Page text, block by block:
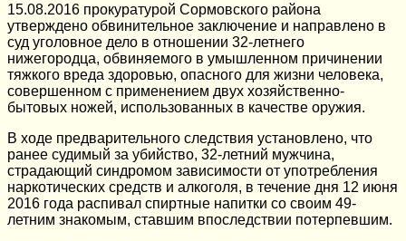
15.08.2016 прокуратурой Сормовского района
утверждено обвинительное заключение и направлено в
суд уголовное дело в отношении 32-летнего
нижегородца, обвиняемого в умышленном причинении
тяжкого вреда здоровью, опасного для жизни человека,
совершенном с применением двух хозяйственно-
бытовых ножей, использованных в качестве оружия.
В ходе предварительного следствия установлено, что
ранее судимый за убийство, 32-летний мужчина,
страдающий синдромом зависимости от употребления
наркотических средств и алкоголя, в течение дня 12 июня
2016 года распивал спиртные напитки со своим 49-
летним знакомым, ставшим впоследствии потерпевшим.